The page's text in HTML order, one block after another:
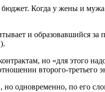
Когда у жены и
и образовавшийся за
но «для этого
второго-третьего
одновременно, по его